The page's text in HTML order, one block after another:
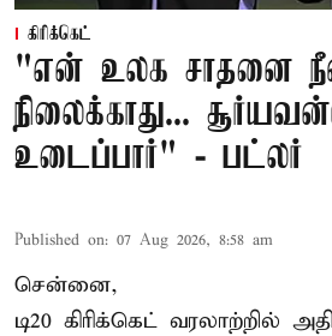
கிரிக்கெட்
"என் உலக சாதனை
நிலைக்காது...
உடைப்பார்" - பட்லர்
Published on: 07 Aug 2026, 8:58 am
சென்னை,
டி20 கிரிக்கெட் வரலாற்றில்